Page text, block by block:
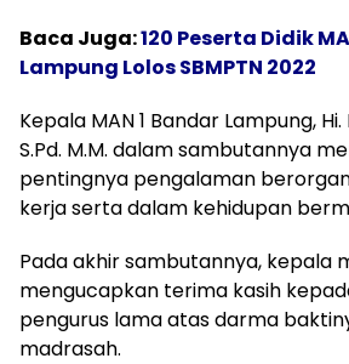
Baca Juga:120 Peserta Didik
Lampung Lolos SBMPTN 2022
Kepala MAN 1 Bandar Lampung,
S.Pd. M.M. dalam sambutannya
pentingnya pengalaman
kerja serta dalam kehidupan
Pada akhir sambutannya, kepala
mengucapkan terima kasih
pengurus lama atas darma
madrasah.